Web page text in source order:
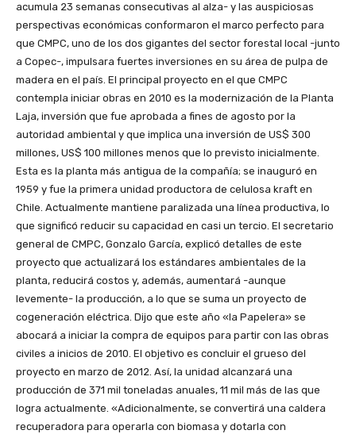
acumula 23 semanas consecutivas al alza- y las auspiciosas
perspectivas económicas conformaron el marco perfecto para
que CMPC, uno de los dos gigantes del sector forestal local -junto
a Copec-, impulsara fuertes inversiones en su área de pulpa de
madera en el país. El principal proyecto en el que CMPC
contempla iniciar obras en 2010 es la modernización de la Planta
Laja, inversión que fue aprobada a fines de agosto por la
autoridad ambiental y que implica una inversión de US$ 300
millones, US$ 100 millones menos que lo previsto inicialmente.
Esta es la planta más antigua de la compañía; se inauguró en
1959 y fue la primera unidad productora de celulosa kraft en
Chile. Actualmente mantiene paralizada una línea productiva, lo
que significó reducir su capacidad en casi un tercio. El secretario
general de CMPC, Gonzalo García, explicó detalles de este
proyecto que actualizará los estándares ambientales de la
planta, reducirá costos y, además, aumentará -aunque
levemente- la producción, a lo que se suma un proyecto de
cogeneración eléctrica. Dijo que este año «la Papelera» se
abocará a iniciar la compra de equipos para partir con las obras
civiles a inicios de 2010. El objetivo es concluir el grueso del
proyecto en marzo de 2012. Así, la unidad alcanzará una
producción de 371 mil toneladas anuales, 11 mil más de las que
logra actualmente. «Adicionalmente, se convertirá una caldera
recuperadora para operarla con biomasa y dotarla con